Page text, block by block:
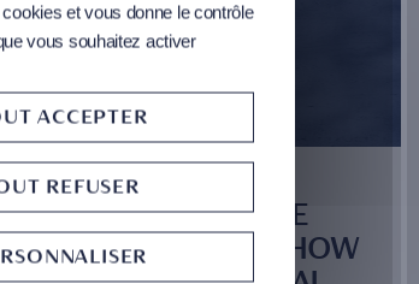
30 juin 2025
UNLOCKING THE
PRIVATE EDGE: HOW
et vous donne le contrôle
vous souhaitez activer
ACCEPTER
REFUSER